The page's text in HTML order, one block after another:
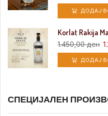
ДОДАЈ
Korlat Rakija
1.450,00ден
ДОДАЈ
СПЕЦИЈАЛЕН